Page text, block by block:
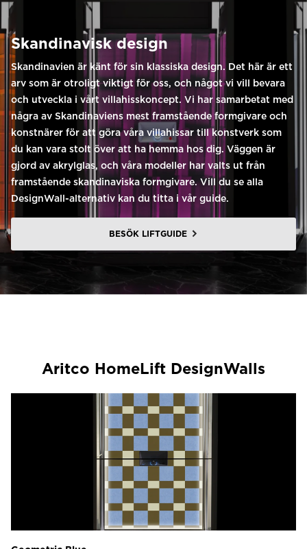
Skandinavisk design
Skandinavien är känt för sin klassiska design. Det här är ett
arv som är otroligt viktigt för oss, och något vi vill bevara
och utveckla i vårt villahisskoncept. Vi har samarbetat med
några av Skandinaviens mest framstående formgivare och
konstnärer för att göra våra villahissar till konstverk som
du kan vara stolt över att ha hemma hos dig. Väggen är
gjord av akrylglas, och våra modeller har valts ut från
framstående skandinaviska formgivare. Vill du se alla
DesignWall-alternativ kan du titta i vår guide.
BESÖK LIFTGUIDE
Aritco HomeLift DesignWalls